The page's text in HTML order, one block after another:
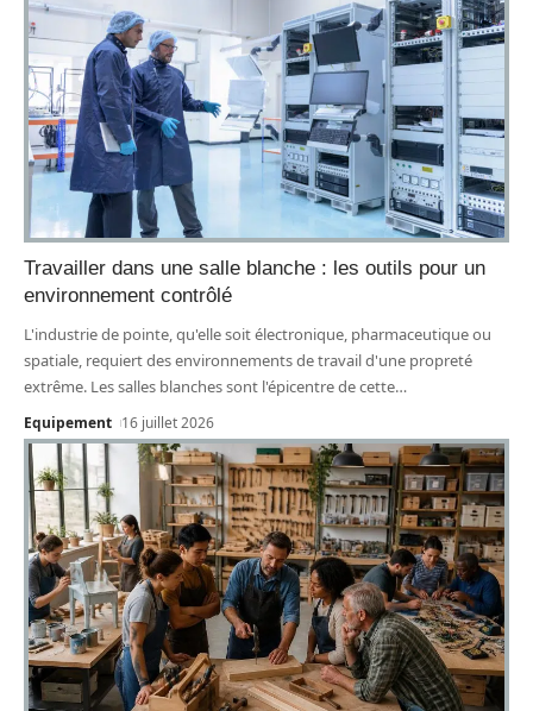
Travailler dans une salle blanche : les outils pour un
environnement contrôlé
L'industrie de pointe, qu'elle soit électronique, pharmaceutique ou
spatiale, requiert des environnements de travail d'une propreté
extrême. Les salles blanches sont l'épicentre de cette…
Equipement 16 juillet 2026